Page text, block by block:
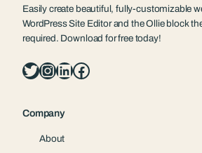
Easily create beautiful, fully-customizable
WordPress Site Editor and the Ollie block
required. Download for free today!
Twitter InstagramLinkedIn Facebook
Company
About